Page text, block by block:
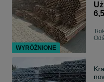
WYRÓŻNIONE